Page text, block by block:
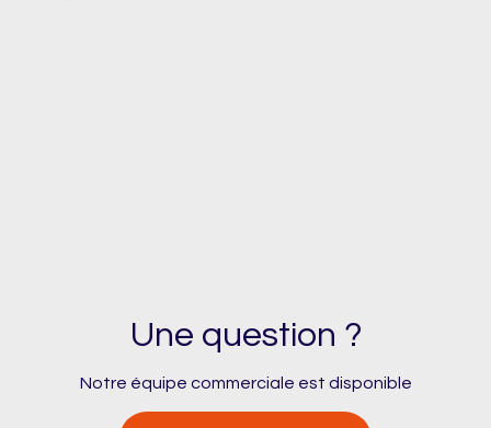
Une question ?
Notre équipe commerciale est disponible